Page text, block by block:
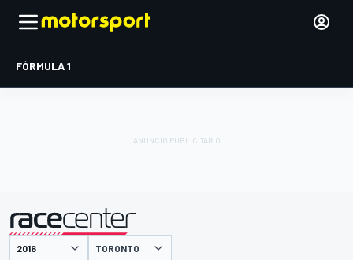
FÓRMULA 1
presentado por TORONTO